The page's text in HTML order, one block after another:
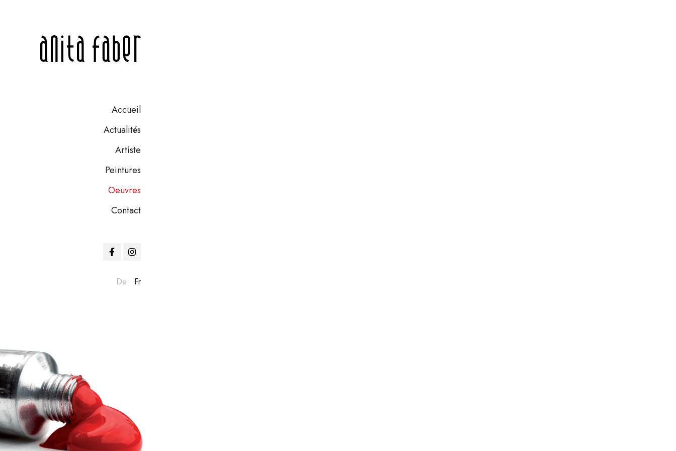
Accueil
Actualités
Artiste
Peintures
Oeuvres
Contact
De Fr